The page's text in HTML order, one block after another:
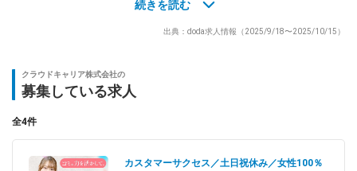
ンターが営業を強力にバックアップ！商談に繋がるアポイントが
す。
■いざ商談！
様々な取扱いサービスより、お客様の課題に合わせたサービスを
続きを読む
出典：doda求人情報（2025/9/18〜2025/10/15）
クラウドキャリア株式会社の
募集している求人
全4件
カスタマーサクセス／土日祝休み／女性100％